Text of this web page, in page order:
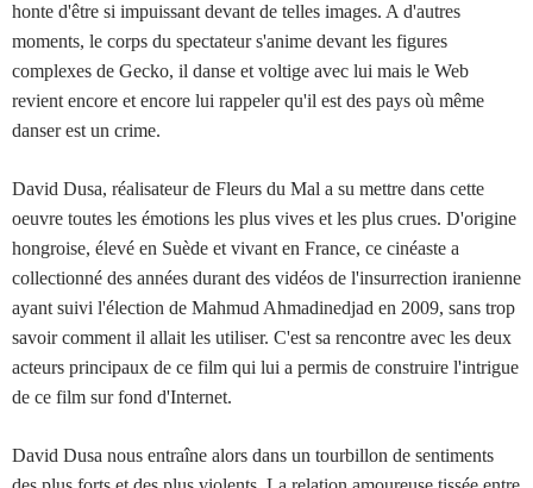
honte d'être si impuissant devant de telles images. A d'autres
moments, le corps du spectateur s'anime devant les figures
complexes de Gecko, il danse et voltige avec lui mais le Web
revient encore et encore lui rappeler qu'il est des pays où même
danser est un crime.
David Dusa, réalisateur de Fleurs du Mal a su mettre dans cette
oeuvre toutes les émotions les plus vives et les plus crues. D'origine
hongroise, élevé en Suède et vivant en France, ce cinéaste a
collectionné des années durant des vidéos de l'insurrection iranienne
ayant suivi l'élection de Mahmud Ahmadinedjad en 2009, sans trop
savoir comment il allait les utiliser. C'est sa rencontre avec les deux
acteurs principaux de ce film qui lui a permis de construire l'intrigue
de ce film sur fond d'Internet.
David Dusa nous entraîne alors dans un tourbillon de sentiments